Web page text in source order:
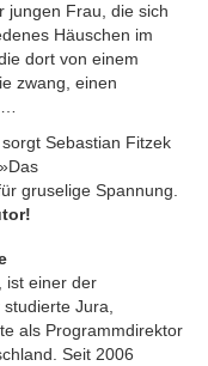
jungen Frau, die sich
Häuschen im
dort von einem
zwang, einen
sorgt Sebastian Fitzek
gruselige Spannung.
ist einer der
Jura,
als Programmdirektor
Seit 2006